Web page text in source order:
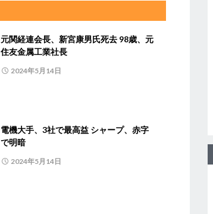
元関経連会長、新宮康男氏死去 98歳、元
住友金属工業社長
2024年5月14日
電機大手、3社で最高益 シャープ、赤字
で明暗
2024年5月14日